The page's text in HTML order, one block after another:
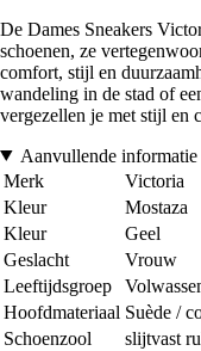
De Dames Sneakers
schoenen, ze
comfort, stijl en
wandeling in de stad of
vergezellen je met stijl en
Aanvullende informatie
Merk
Victoria
Kleur
Mostaza
Kleur
Geel
Geslacht
Vrouw
Leeftijdsgroep
Hoofdmateriaal Suède /
Schoenzool
slijtvast